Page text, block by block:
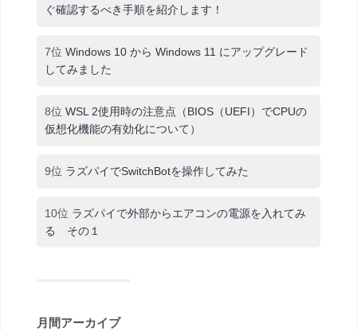
ぐ確認するべき手順を紹介します！
7位 Windows 10 から Windows 11 にアップグレード
してみました
8位 WSL 2使用時の注意点（BIOS（UEFI）でCPUの
仮想化機能の有効化について）
9位 ラズパイでSwitchBotを操作してみた
10位 ラズパイで外部からエアコンの電源を入れてみ
る その１
月間アーカイブ